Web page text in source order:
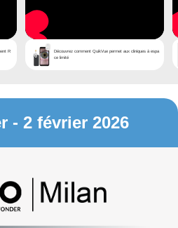
R
Découvrez comment QuikVue permet aux cliniques à espa
ce limité
- 2 février 2026